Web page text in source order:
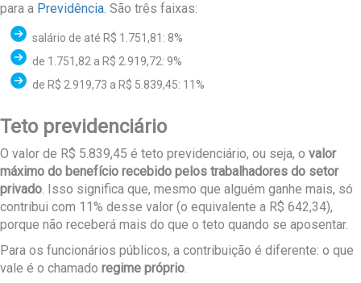
para a Previdência. São três faixas:
salário de até R$ 1.751,81: 8%
de 1.751,82 a R$ 2.919,72: 9%
de R$ 2.919,73 a R$ 5.839,45: 11%
Teto previdenciário
O valor de R$ 5.839,45 é teto previdenciário, ou seja, o valor
máximo do benefício recebido pelos trabalhadores do setor
privado. Isso significa que, mesmo que alguém ganhe mais, só
contribui com 11% desse valor (o equivalente a R$ 642,34),
porque não receberá mais do que o teto quando se aposentar.
Para os funcionários públicos, a contribuição é diferente: o que
vale é o chamado regime próprio.